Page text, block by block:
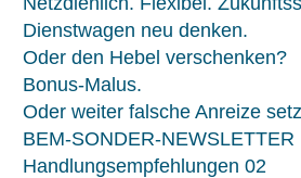
Dienstwagen neu denken.
Oder den Hebel verschenken?
Bonus-Malus.
Oder weiter falsche Anreize
BEM-SONDER-NEWSLETTER
Handlungsempfehlungen 02